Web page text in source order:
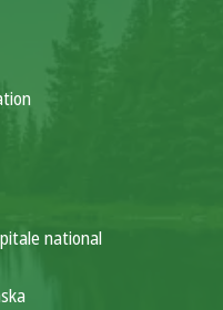
national